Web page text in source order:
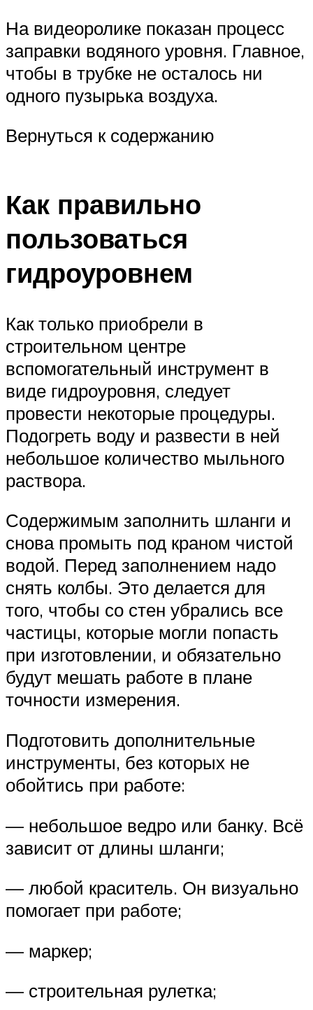
На видеоролике показан процесс
заправки водяного уровня. Главное,
чтобы в трубке не осталось ни
одного пузырька воздуха.
Вернуться к содержанию
Как правильно
пользоваться
гидроуровнем
Как только приобрели в
строительном центре
вспомогательный инструмент в
виде гидроуровня, следует
провести некоторые процедуры.
Подогреть воду и развести в ней
небольшое количество мыльного
раствора.
Содержимым заполнить шланги и
снова промыть под краном чистой
водой. Перед заполнением надо
снять колбы. Это делается для
того, чтобы со стен убрались все
частицы, которые могли попасть
при изготовлении, и обязательно
будут мешать работе в плане
точности измерения.
Подготовить дополнительные
инструменты, без которых не
обойтись при работе:
— небольшое ведро или банку. Всё
зависит от длины шланги;
— любой краситель. Он визуально
помогает при работе;
— маркер;
— строительная рулетка;